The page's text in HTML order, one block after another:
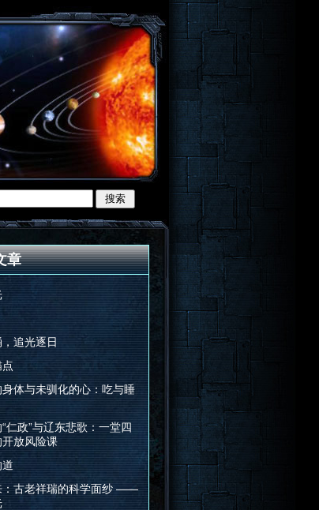
章
追光逐日
体与未驯化的心：吃与睡
仁政”与辽东悲歌：一堂四
放风险课
：古老祥瑞的科学面纱 ——